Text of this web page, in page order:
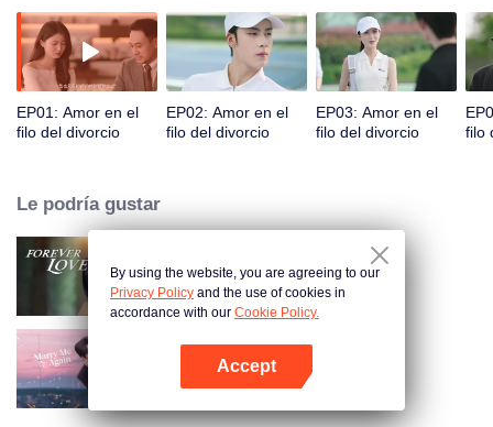
realmente se arrepintió cuando se enteró de que Sheng Mian era Penny y
estaba embarazada. Hizo todo lo posible para recuperarla. Finalmente
aclararon todo, se enamoraron y decidieron pasar el resto de sus vidas
juntos.
EP01: Amor en el
filo del divorcio
EP02: Amor en el
filo del divorcio
EP03: Amor en el
filo del divorcio
filo
Le podría gustar
Amor Eterno
Cásate Conmigo Otra Vez
By using the website, you are agreeing to our
Privacy Policy and the use of cookies in
accordance with our Cookie Policy.
Accept